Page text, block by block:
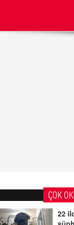
ÇOK
22